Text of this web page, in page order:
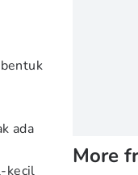
ada
kecil
More